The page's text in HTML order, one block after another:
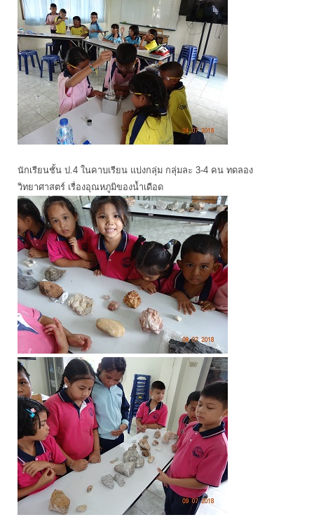
นักเรียนชั้น ป.4 ในคาบเรียน แบ่งกลุ่ม กลุ่มละ 3-4 คน ทดลอง
วิทยาศาสตร์ เรื่องอุณหภูมิของน้ำเดือด